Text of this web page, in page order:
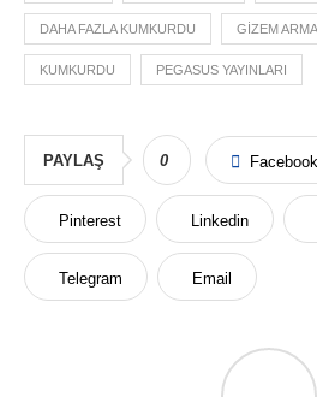
DAHA FAZLA KUMKURDU GIZEM
KUMKURDU PEGASUS YAYINLARI
PAYLAŞ 0 Facebook
Pinterest Linkedin
Telegram Email